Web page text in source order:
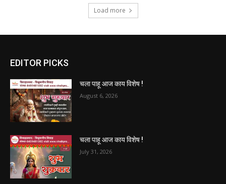
Load more
EDITOR PICKS
चला पाहू आज काय विशेष !
August 6, 2026
चला पाहू आज काय विशेष !
July 31, 2026